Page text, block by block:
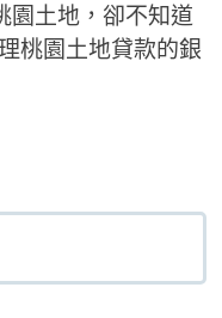
園土地，卻不知道
桃園土地貸款的銀